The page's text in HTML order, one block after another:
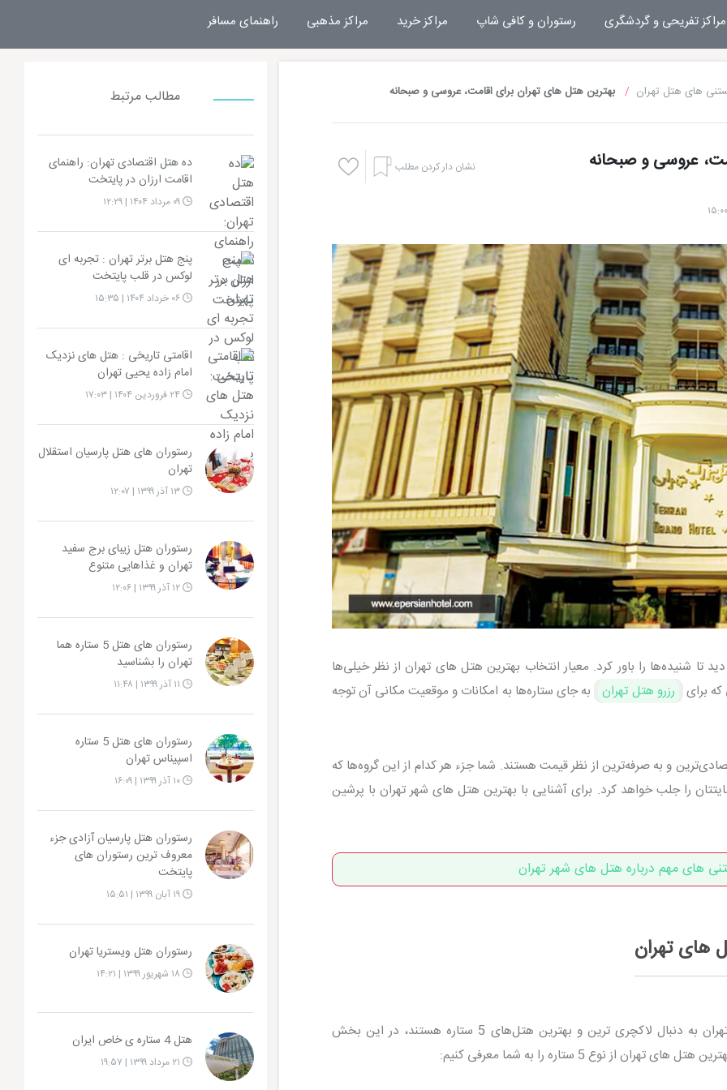
مراکز تفریحی و گردشگری رستوران و کافی شاپ مراکز خرید مراکز مذهبی راهنمای مسافر
های هتل تهران بهترین هتل های تهران برای اقامت، عروسی و صبحانه
عروسی و صبحانه نشان دار کردن مطلب
تا شنیده‌ها را باور کرد. معیار انتخاب بهترین هتل‌ های تهران از نظر خیلی‌ها
برای رزرو هتل تهران به جای ستاره‌ها به امکانات و موقعیت مکانی آن توجه
و به صرفه‌ترین از نظر قیمت هستند. شما جزء هر کدام از این گروه‌ها که
را جلب خواهد کرد. برای آشنایی با بهترین هتل‌ های شهر تهران با پرشین
های مهم درباره هتل های شهر تهران
های تهران
با احترام به کسانی که برای رزرو هتل در تهران به دنبال لاکچری ترین و بهترین هتل‌های 5 ستاره هستند، در این بخش
از نوع 5 ستاره را به شما معرفی کنیم:
مطالب مرتبط
ده هتل اقتصادی تهران: راهنمای
اقامت ارزان در پایتخت
۰۹ مرداد ۱۴۰۴ | ۱۲:۲۹
پنج هتل برتر تهران : تجربه‌ ای
لوکس در قلب پایتخت
۰۶ خرداد ۱۴۰۴ | ۱۵:۳۵
اقامتی تاریخی : هتل های نزدیک
امام زاده یحیی تهران
رستوران های هتل پارسیان استقلال
تهران
۱۳ آذر ۱۳۹۹ | ۱۲:۰۷
رستوران هتل زیبای برج سفید
تهران و غذاهایی متنوع
۱۲ آذر ۱۳۹۹ | ۱۲:۰۶
رستوران های هتل 5 ستاره هما
تهران را بشناسید
رستوران های هتل 5 ستاره
اسپیناس تهران
۱۰ آذر ۱۳۹۹ | ۱۶:۰۹
رستوران هتل پارسیان آزادی جزء
معروف ترین رستوران های
پایتخت
۱۹ آبان ۱۳۹۹ | ۱۵:۵۱
رستوران هتل ویستریا تهران
هتل 4 ستاره ی خاص ایران